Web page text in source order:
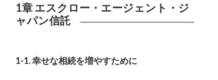
1章 エスクロー・エージェント・ジ
ャパン信託
1-1. 幸せな相続を増やすために